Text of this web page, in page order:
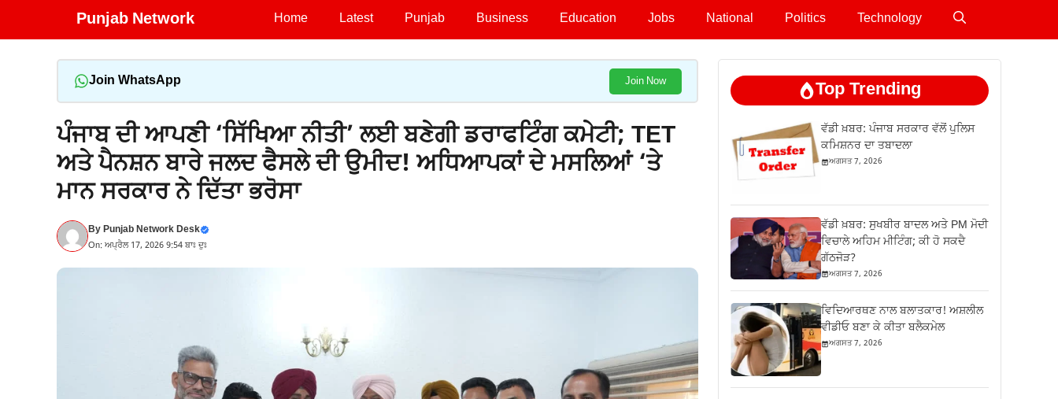
Punjab Network Home Latest Punjab Business Education Jobs National Politics Technology
Join WhatsApp Join Now
ਪੰਜਾਬ ਦੀ ਆਪਣੀ ‘ਸਿੱਖਿਆ ਨੀਤੀ’ ਲਈ ਬਣੇਗੀ ਡਰਾਫਟਿੰਗ ਕਮੇਟੀ; TET
ਅਤੇ ਪੈਨਸ਼ਨ ਬਾਰੇ ਜਲਦ ਫੈਸਲੇ ਦੀ ਉਮੀਦ! ਅਧਿਆਪਕਾਂ ਦੇ ਮਸਲਿਆਂ ‘ਤੇ
ਮਾਨ ਸਰਕਾਰ ਨੇ ਦਿੱਤਾ ਭਰੋਸਾ
ByPunjab Network Desk
On: ਅਪ੍ਰੈਲ 17, 2026 9:54 ਬਾਃ ਦੁਃ
Top Trending
ਵੱਡੀ ਖ਼ਬਰ: ਪੰਜਾਬ ਸਰਕਾਰ ਵੱਲੋਂ ਪੁਲਿਸ
ਕਮਿਸ਼ਨਰ ਦਾ ਤਬਾਦਲਾ
ਅਗਸਤ 7, 2026
ਵੱਡੀ ਖ਼ਬਰ: ਸੁਖਬੀਰ ਬਾਦਲ ਅਤੇ PM ਮੋਦੀ
ਵਿਚਾਲੇ ਅਹਿਮ ਮੀਟਿੰਗ; ਕੀ ਹੋ ਸਕਦੈ
ਗੱਠਜੋੜ?
ਅਗਸਤ 7, 2026
ਵਿਦਿਆਰਥਣ ਨਾਲ ਬਲਾਤਕਾਰ! ਅਸ਼ਲੀਲ
ਵੀਡੀਓ ਬਣਾ ਕੇ ਕੀਤਾ ਬਲੈਕਮੇਲ
ਅਗਸਤ 7, 2026